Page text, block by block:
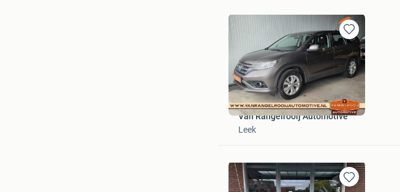
Bewaren
in
Mijn
Favorieten
Van Rangelrooij Automotive
Leek
Bewaren